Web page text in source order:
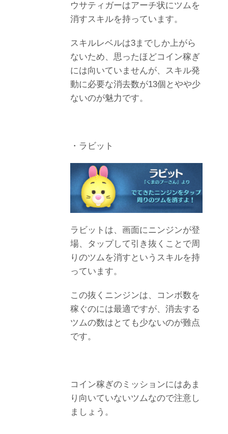
ウサティガーはアーチ状にツムを
消すスキルを持っています。
スキルレベルは3までしか上がら
ないため、思ったほどコイン稼ぎ
には向いていませんが、スキル発
動に必要な消去数が13個とやや少
ないのが魅力です。
・ラビット
ラビットは、画面にニンジンが登
場、タップして引き抜くことで周
りのツムを消すというスキルを持
っています。
この抜くニンジンは、コンボ数を
稼ぐのには最適ですが、消去する
ツムの数はとても少ないのが難点
です。
コイン稼ぎのミッションにはあま
り向いていないツムなので注意し
ましょう。